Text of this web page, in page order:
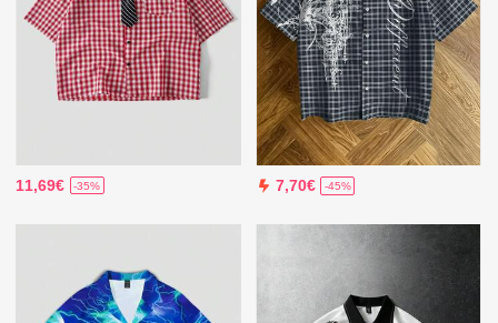
11,69€ -35% 7,70€ -45%